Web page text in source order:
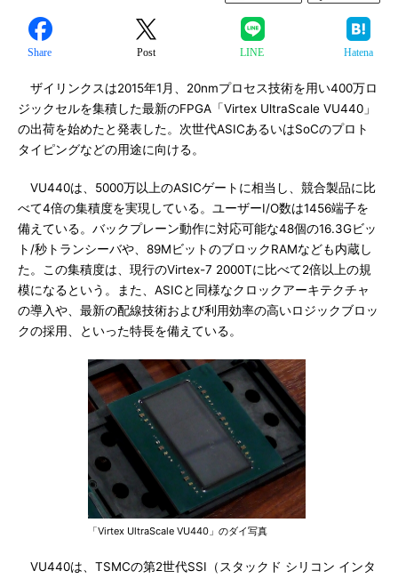
Share Post LINE Hatena
ザイリンクスは2015年1月、20nmプロセス技術を用い400万ロ
ジックセルを集積した最新のFPGA「Virtex UltraScale VU440」
の出荷を始めたと発表した。次世代ASICあるいはSoCのプロト
タイピングなどの用途に向ける。
VU440は、5000万以上のASICゲートに相当し、競合製品に比
べて4倍の集積度を実現している。ユーザーI/O数は1456端子を
備えている。バックプレーン動作に対応可能な48個の16.3Gビッ
ト/秒トランシーバや、89MビットのブロックRAMなども内蔵し
た。この集積度は、現行のVirtex-7 2000Tに比べて2倍以上の規
模になるという。また、ASICと同様なクロックアーキテクチャ
の導入や、最新の配線技術および利用効率の高いロジックブロッ
クの採用、といった特長を備えている。
「Virtex UltraScale VU440」のダイ写真
VU440は、TSMCの第2世代SSI（スタックド シリコン インタ